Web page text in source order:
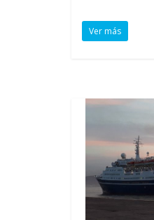
Ver más